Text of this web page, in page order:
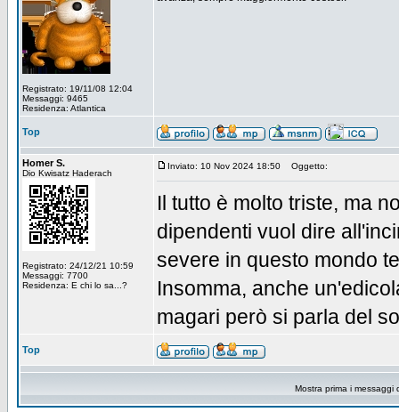
Registrato: 19/11/08 12:04
Messaggi: 9465
Residenza: Atlantica
Top
Homer S.
Dio Kwisatz Haderach
Registrato: 24/12/21 10:59
Messaggi: 7700
Residenza: E chi lo sa...?
Inviato: 10 Nov 2024 18:50 Oggetto:
Il tutto è molto triste, ma
dipendenti vuol dire
severe in questo mondo
Insomma, anche
magari però si parla del
Top
Mostra prima i messaggi